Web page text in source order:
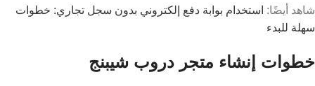
شاهد أيضًا: استخدام بوابة دفع إلكتروني بدون سجل تجاري: خطوات
سهلة للبدء
خطوات إنشاء متجر دروب شيبنج